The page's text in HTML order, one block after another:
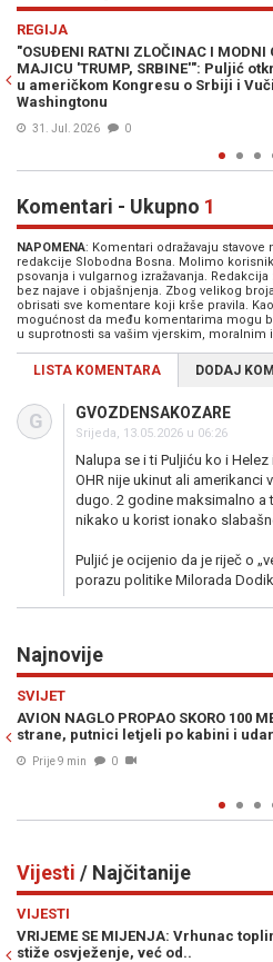
VIJESTI
KAKO JE PROPALA STRATEGIJA
ADMINISTRACIJOM: Puljić iz
Cvijanović putem novca
27. Jun. 2026
Komentari - Ukupno 1
NAPOMENA: Komentari odražavaju stavove
redakcije Slobodna Bosna. Molimo
psovanja i vulgarnog izražavanja.
bez najave i objašnjenja. Zbog velikog
obrisati sve komentare koji krše pravila.
mogućnost da među komentarima mogu
u suprotnosti sa vašim vjerskim,
LISTA KOMENTARA DODAJ
G GVOZDENSAKOZARE
Srijeda, 13.05.2026 u 06:26
Nalupa se i ti Puljiću ko i
OHR nije ukinut ali amerikanci
dugo. 2 godine maksimalno a
nikako u korist ionako
Puljić je ocijenio da je riječ o
porazu politike Milorada
Najnovije
POLITIKA
"BUDALI NE MOŽE ODGOVORITI
Ruske Federacije u BiH žestoko
Vijesti / Najčitanije
ali
VIJESTI
ŠOKANTNE INFORMACIJE
plaćenih UBICA, čekaju naredbe